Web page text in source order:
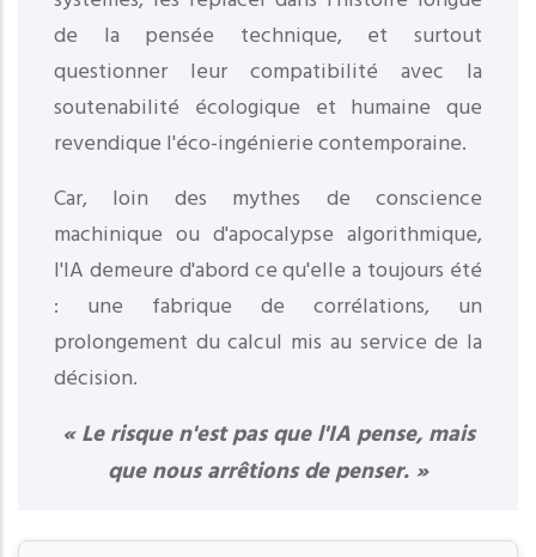
de la pensée technique, et surtout
questionner leur compatibilité avec la
soutenabilité écologique et humaine que
revendique l'éco-ingénierie contemporaine.
Car, loin des mythes de conscience
machinique ou d'apocalypse algorithmique,
l'IA demeure d'abord ce qu'elle a toujours été
: une fabrique de corrélations, un
prolongement du calcul mis au service de la
décision.
« Le risque n'est pas que l'IA pense, mais
que nous arrêtions de penser. »